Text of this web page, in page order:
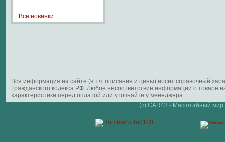
Все новинки
Вся информация на сайте (в т.ч. описания и цены) носит справочный
Гражданского кодекса РФ. Любое несоответствие информации о
характеристики перед оплатой или уточняйте у менеджера.
(c) CAR43 - Масштабный мир